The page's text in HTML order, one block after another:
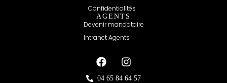
Confidentialités
AGENTS
Devenir mandataire
Intranet Agents
04 65 84 64 57